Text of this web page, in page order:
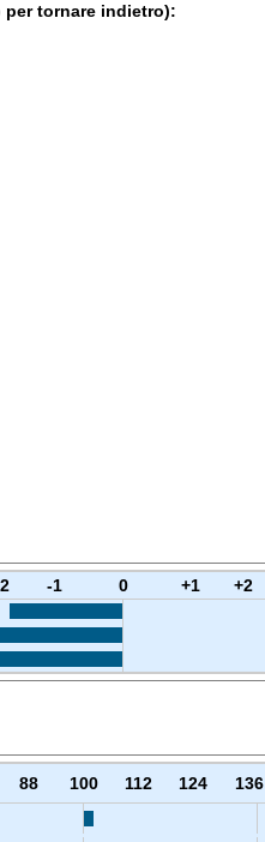
per tornare indietro):
-1 0 +1 +2
88 100 112 124 136